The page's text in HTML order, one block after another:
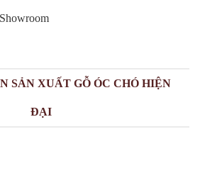
SẢN XUẤT GỖ ÓC CHÓ HIỆN
ĐẠI